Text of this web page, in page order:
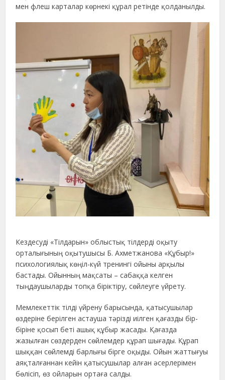
мен флеш карталар көрнекі құрал ретінде қолданылды.
Кездесуді «Тілдарын» облыстық тілдерді оқыту
орталығының оқытушысы Б. Ахметжанова «Құбыр!»
психологиялық көңіл-күй тренингі ойыны арқылы
бастады. Ойынның мақсаты – сабаққа келген
тыңдаушыларды топқа біріктіру, сөйлеуге үйрету.
Мемлекеттік тілді үйрену барысында, қатысушылар
өздеріне берілген астауша тәрізді иілген қағазды бір-
біріне қосып беті ашық құбыр жасады. Қағазда
жазылған сөздерден сөйлемдер құрап шығады. Құрап
шыққан сөйлемді барлығы бірге оқыды. Ойын жаттығуы
аяқталғаннан кейін қатысушылар алған әсерлерімен
бөлісіп, өз ойларын ортаға салды.